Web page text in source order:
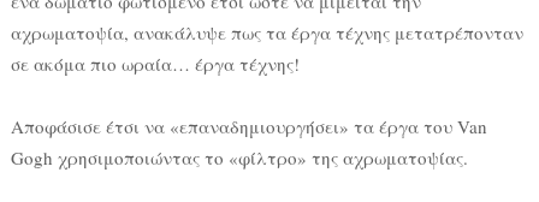
αχρωματοψία, ανακάλυψε πως τα έργα τέχνης μετατρέπονταν
σε ακόμα πιο ωραία… έργα τέχνης!
Αποφάσισε έτσι να «επαναδημιουργήσει» τα έργα του Van
Gogh χρησιμοποιώντας το «φίλτρο» της αχρωματοψίας.